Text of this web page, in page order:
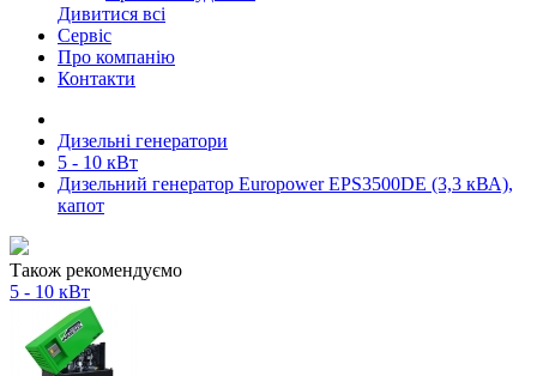
Дивитися всі
Сервіс
Про компанію
Контакти
Дизельні генератори
5 - 10 кВт
Дизельний генератор Europower EPS3500DE (3,3 кВА),
капот
Також рекомендуємо
5 - 10 кВт